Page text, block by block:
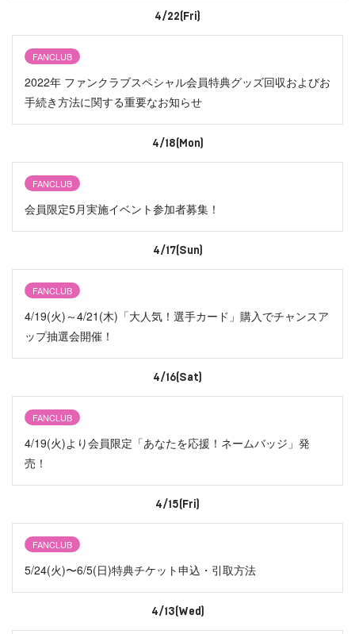
4/22(Fri)
FANCLUB
2022年 ファンクラブスペシャル会員特典グッズ回収およびお
手続き方法に関する重要なお知らせ
4/18(Mon)
FANCLUB
会員限定5月実施イベント参加者募集！
4/17(Sun)
FANCLUB
4/19(火)～4/21(木)「大人気！選手カード」購入でチャンスア
ップ抽選会開催！
4/16(Sat)
FANCLUB
4/19(火)より会員限定「あなたを応援！ネームバッジ」発
売！
4/15(Fri)
FANCLUB
5/24(火)〜6/5(日)特典チケット申込・引取方法
4/13(Wed)